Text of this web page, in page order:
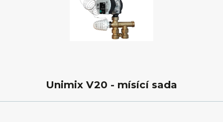
Unimix V20 - mísící sada